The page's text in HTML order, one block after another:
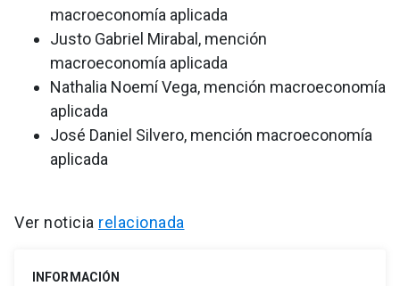
macroeconomía aplicada
Justo Gabriel Mirabal, mención
macroeconomía aplicada
Nathalia Noemí Vega, mención macroeconomía
aplicada
José Daniel Silvero, mención macroeconomía
aplicada
Ver noticia relacionada
INFORMACIÓN